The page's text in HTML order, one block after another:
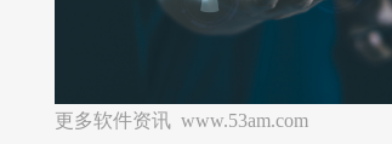
更多软件资讯 www.53am.com